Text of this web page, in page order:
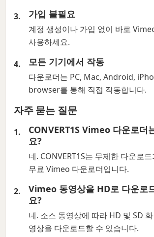
가입 불필요
계정 생성이나 가입 없이 바로
사용하세요.
모든 기기에서 작동
다운로더는 PC, Mac, Android,
browser를 통해 직접 작동합니다.
자주 묻는 질문
CONVERT1S Vimeo 다운로더
요?
네. CONVERT1S는 무제한 다운로
무료 Vimeo 다운로더입니다.
Vimeo 동영상을 HD로 다운로
요?
네. 소스 동영상에 따라 HD 및 SD
영상을 다운로드할 수 있습니다.